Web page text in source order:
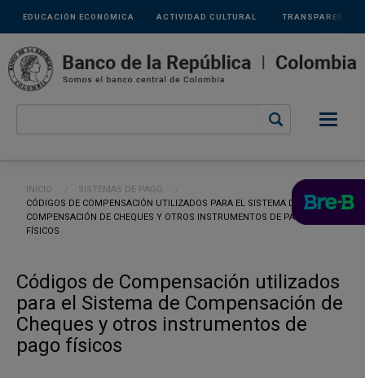
Pasar al contenido principal
Links
secundarios
ACTIVIDAD CULTURAL
EDUCACIÓN ECONÓMICA TRANSPARENCIA
Ruta de navegación
INICIO
SISTEMAS DE PAGO
CURRENT:
CÓDIGOS DE COMPENSACIÓN UTILIZADOS PARA EL SISTEMA DE
COMPENSACIÓN DE CHEQUES Y OTROS INSTRUMENTOS DE PAGO
FÍSICOS
Códigos de Compensación utilizados
para el Sistema de Compensación de
Cheques y otros instrumentos de
pago físicos